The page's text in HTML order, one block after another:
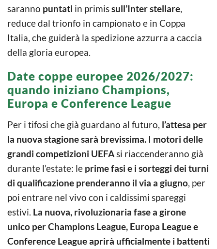
saranno puntati in primissull’Inter stellare,
reduce dal trionfo in campionato e in Coppa
Italia, che guiderà la spedizione azzurra a caccia
della gloria europea.
Date coppe europee 2026/2027:
quando iniziano Champions,
Europa e Conference League
Per i tifosi che già guardano al futuro, l’attesa per
la nuova stagione sarà brevissima. I motori delle
grandi competizioni UEFAsi riaccenderanno già
durante l’estate: le prime fasi e i sorteggi dei turni
di qualificazione prenderanno il via a giugno, per
poi entrare nel vivo con i caldissimi spareggi
estivi. La nuova, rivoluzionaria fase a girone
unico per Champions League, Europa League e
Conference League aprirà ufficialmente i battenti